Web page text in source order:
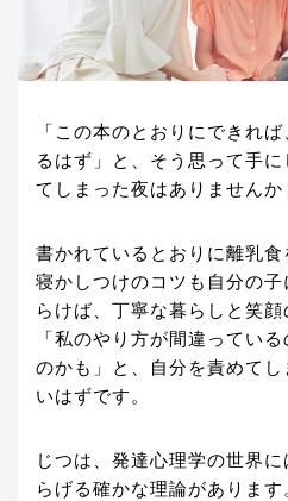
「この本のとおりにできれ
るはず」と、そう思って手
てしまった夜はありませんか
書かれているとおりに離乳食
寝かしつけのコツも自分の子
らけば、丁寧な暮らしと笑顔
「私のやり方が間違ってい
のかも」と、自分を責めて
いはずです。
じつは、発達心理学の世界
らげる確かな理論がありま